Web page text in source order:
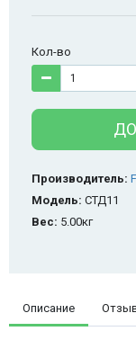
Кол-во
Производитель:
Модель: СТД11
Вес: 5.00кг
Описание